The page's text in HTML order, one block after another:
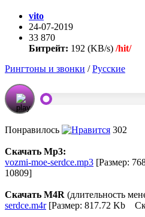
vito
24-07-2019
33 870
Битрейт: 192 (KB/s) /hit/
Рингтоны и звонки /Русские
Понравилось 302
Скачать Mp3:
vozmi-moe-serdce.mp3 [Размер:
10809]
Скачать M4R (длительность
serdce.m4r[Размер: 817.72 Kb